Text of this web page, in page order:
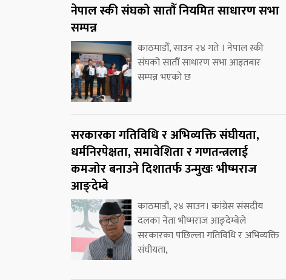
नेपाल स्की संघको सातौँ नियमित साधारण सभा
सम्पन्न
काठमाडौँ, साउन २४ गते । नेपाल स्की
संघको सातौँ साधारण सभा आइतबार
सम्पन्न भएको छ
सरकारका गतिविधि र अभिव्यक्ति संघीयता,
धर्मनिरपेक्षता, समावेशिता र गणतन्त्रलाई
कमजोर बनाउने दिशातर्फ उन्मुखः भीष्मराज
आङ्देम्बे
काठमाडौं, २४ साउन। कांग्रेस संसदीय
दलका नेता भीष्मराज आङ्देम्बेले
सरकारका पछिल्ला गतिविधि र अभिव्यक्ति
संघीयता,